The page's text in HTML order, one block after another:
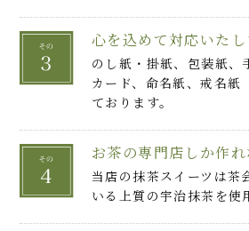
心を込めて対応いたし
のし紙・掛紙、包装紙、
カード、命名紙、戒名紙
ております。
お茶の専門店しか作
当店の抹茶スイーツは茶
いる上質の宇治抹茶を使